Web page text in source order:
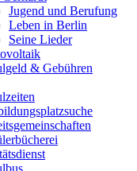
Jugend und Berufung
Leben in Berlin
Seine Lieder
& Gebühren